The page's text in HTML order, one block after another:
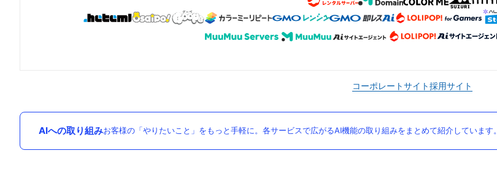
コーポレートサイト採用サイト
AIへの取り組みお客様の「やりたいこと」をもっと手軽に。各サービスで広がるAI機能の取り組みをまとめて紹介しています。